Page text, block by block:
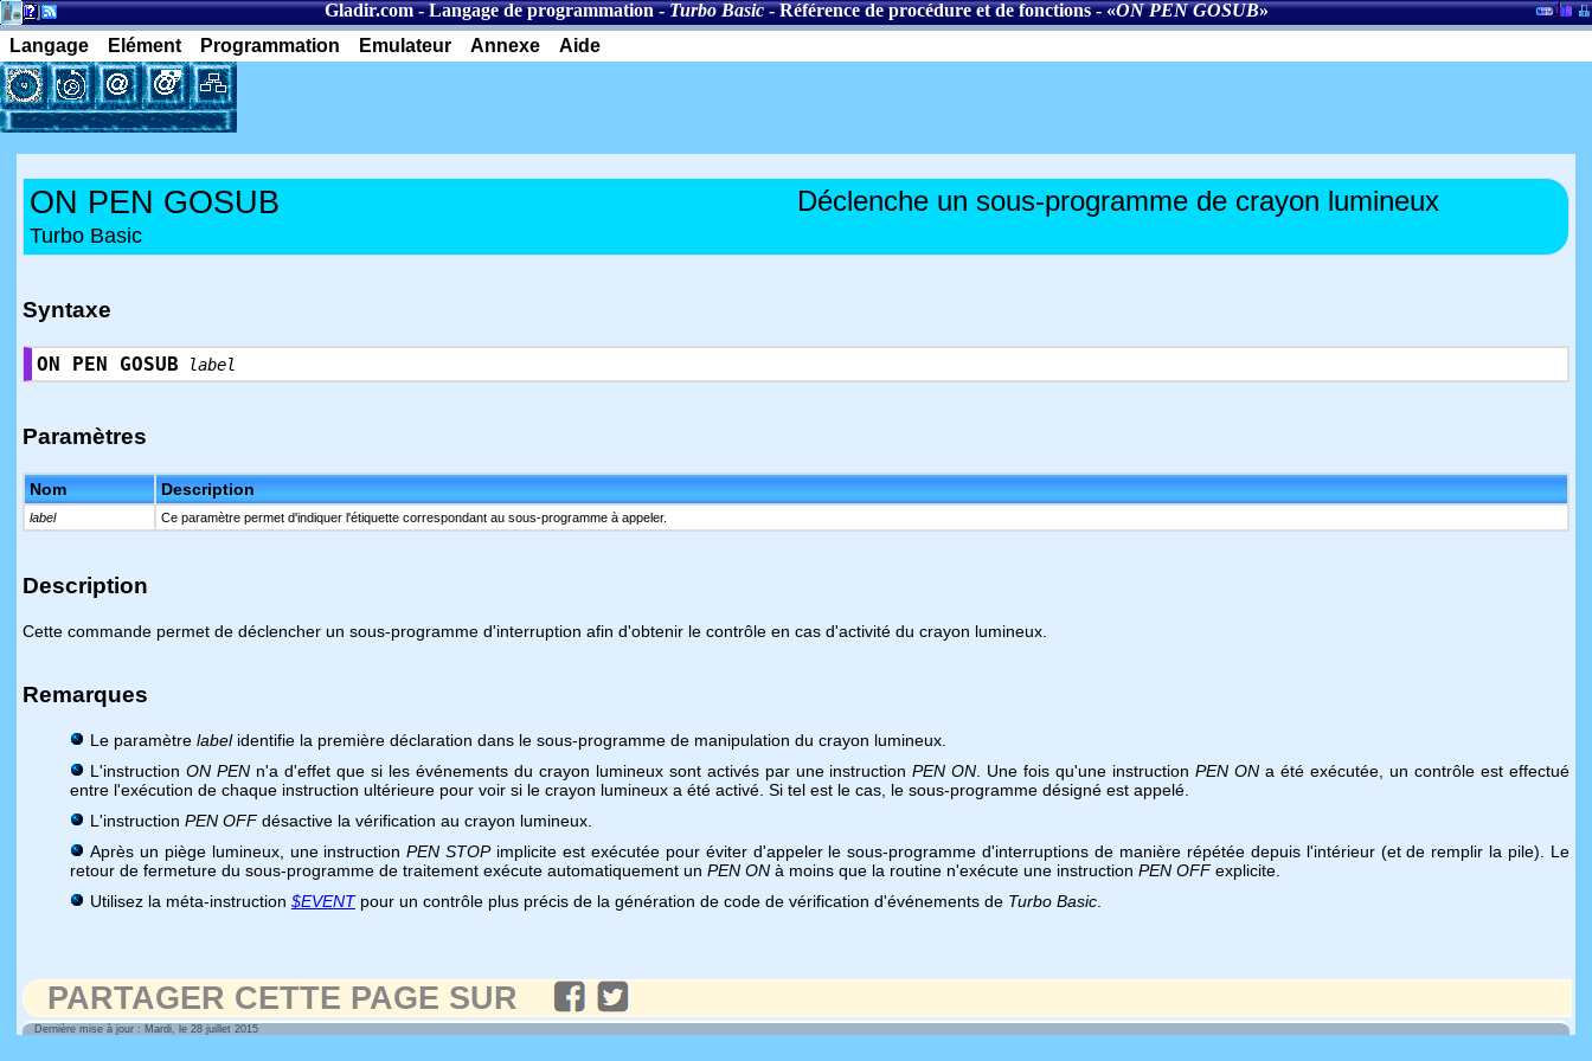
Gladir.com-Langage de programmation-Turbo Basic-Référence de procédure et de fonctions- «ON PEN GOSUB»
Langage
Elément Programmation Emulateur Annexe Aide
ON PEN GOSUB Déclenche un sous-programme de crayon lumineux
Turbo Basic
Syntaxe
ON PEN GOSUB label
Paramètres
Nom Description
label Ce paramètre permet d'indiquer l'étiquette correspondant au sous-programme à appeler.
Description
Cette commande permet de déclencher un sous-programme d'interruption afin d'obtenir le contrôle en cas d'activité du crayon lumineux.
Remarques
Le paramètre labelidentifie la première déclaration dans le sous-programme de manipulation du crayon lumineux.
L'instruction ON PENn'a d'effet que si les événements du crayon lumineux sont activés par une instructionPEN ON . Une fois qu'une instructionPEN ON a été exécutée, un contrôle est effectué
entre l'exécution de chaque instruction ultérieure pour voir si le crayon lumineux a été activé. Si tel est le cas, le sous-programme désigné est appelé.
L'instruction PEN OFFdésactive la vérification au crayon lumineux.
Après un piège lumineux, une instructionPEN STOPimplicite est exécutée pour éviter d'appeler le sous-programme d'interruptions de manière répétée depuis l'intérieur (et de remplir la pile). Le
retour de fermeture du sous-programme de traitement exécute automatiquement un PEN ON à moins que la routine n'exécute une instruction PEN OFFexplicite.
Utilisez la méta-instruction $EVENTpour un contrôle plus précis de la génération de code de vérification d'événements de Turbo Basic
PARTAGER CETTE PAGE SUR
Dernière mise à jour : Mardi, le 28 juillet 2015